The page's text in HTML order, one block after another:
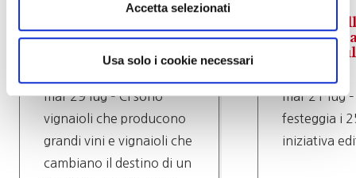
Accetta selezionati
Usa solo i cookie necessari
il custode del tempo
vino d’Abruzzo
mar 29 lug – Ci sono
vignaioli che producono
grandi vini e vignaioli che
cambiano il destino di un
Dal
inglese
mar 21 lug
festeggia i
iniziativa